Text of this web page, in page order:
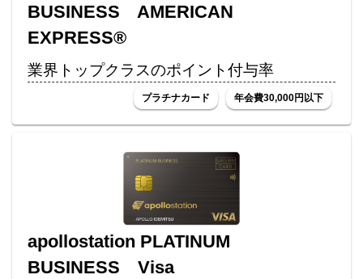
BUSINESS AMERICAN
EXPRESS®
業界トップクラスのポイント付与率
プラチナカード 年会費30,000円以下
apollostation PLATINUM
BUSINESS Visa